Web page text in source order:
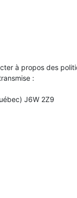
à propos des
:
J6W 2Z9